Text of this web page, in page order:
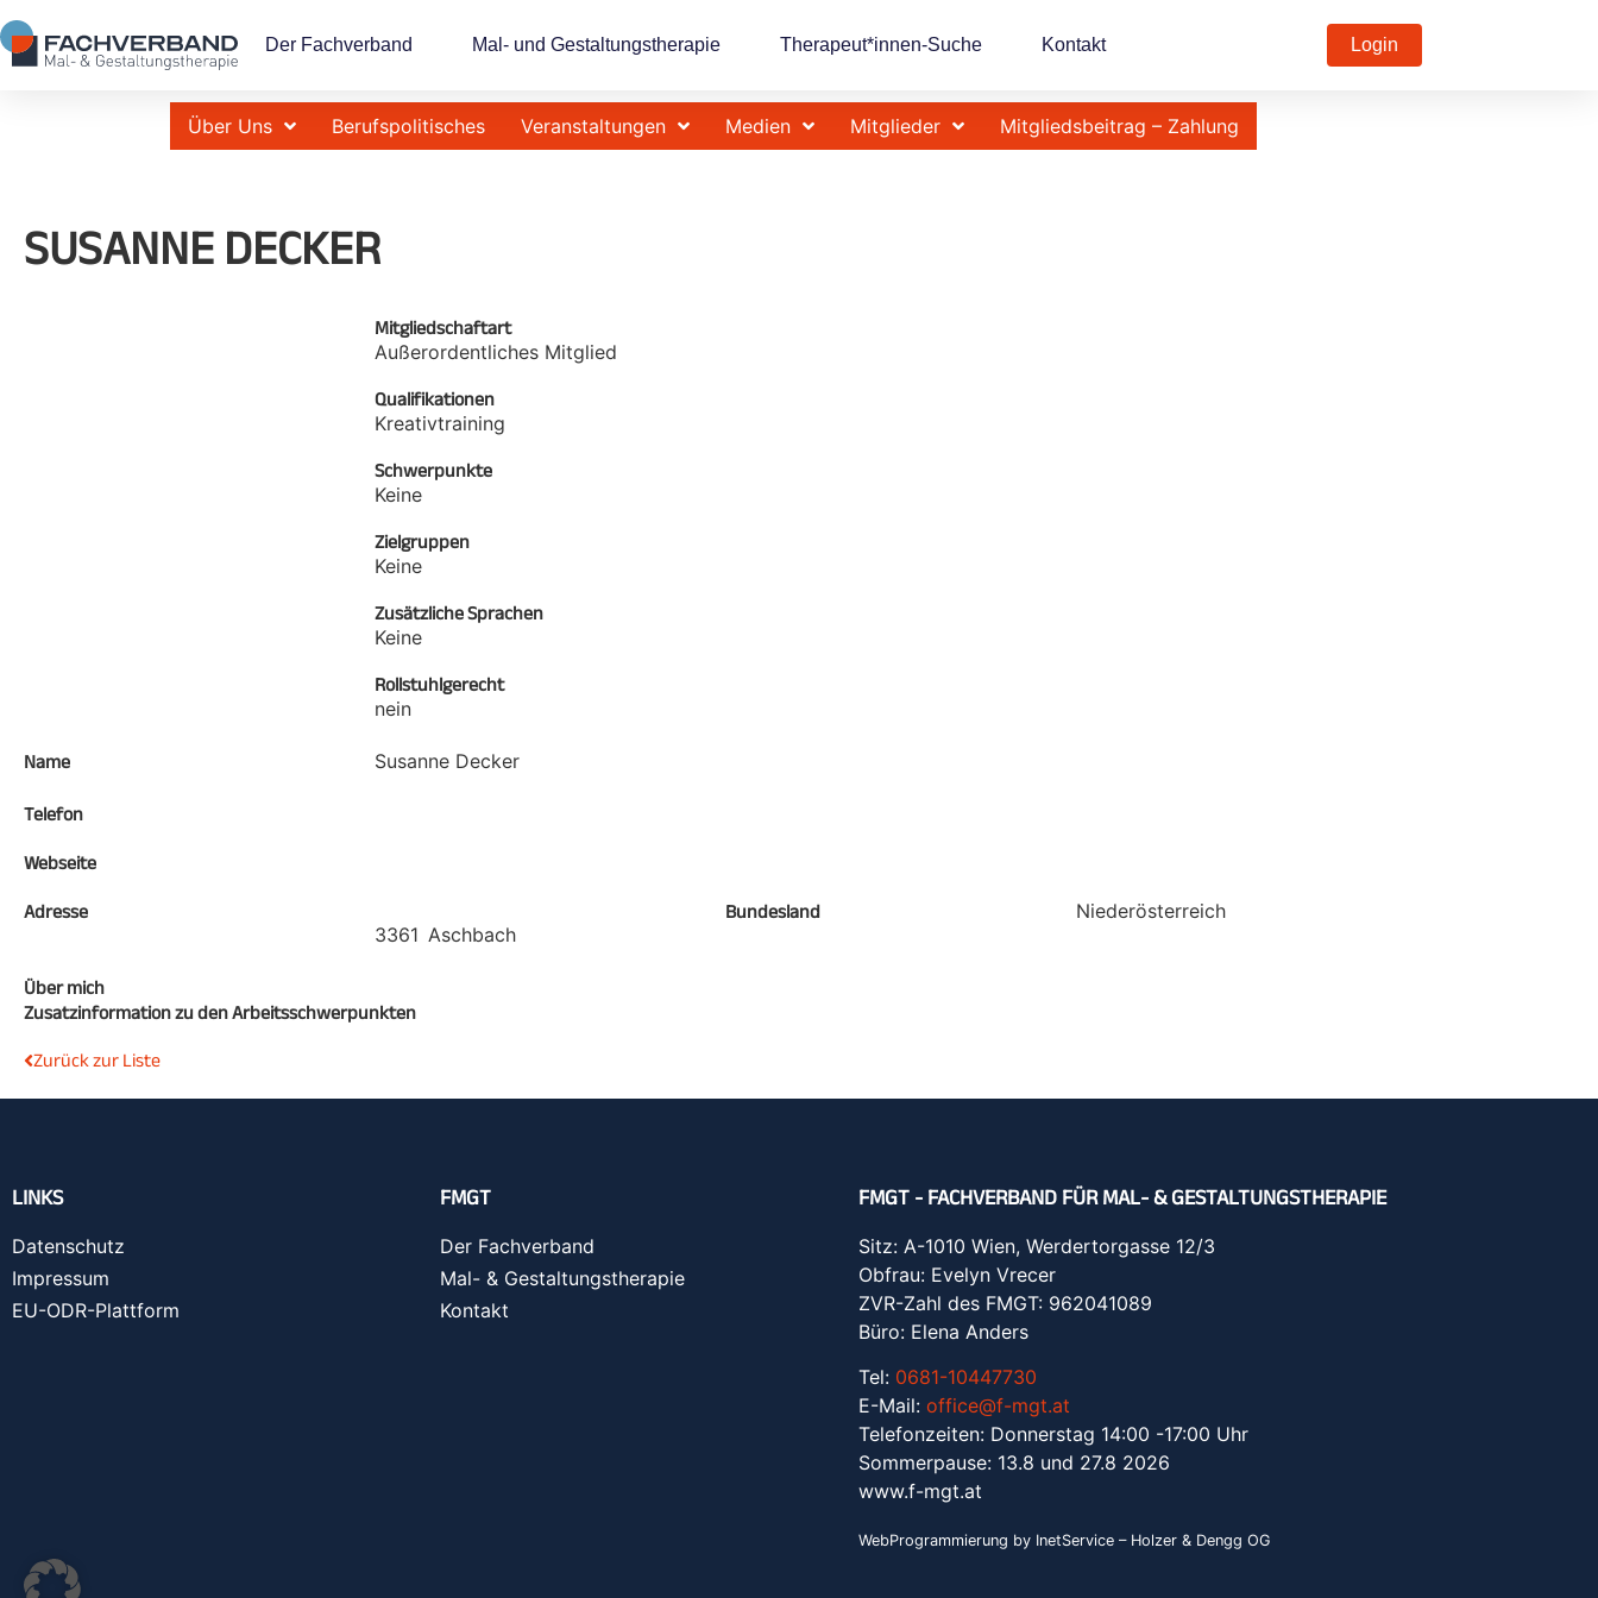
Der Fachverband Mal- und Gestaltungstherapie Therapeut*innen-Suche Kontakt Login
Über Uns Berufspolitisches Veranstaltungen Medien Mitglieder Mitgliedsbeitrag – Zahlung
SUSANNE DECKER
Mitgliedschaftart
Außerordentliches Mitglied
Qualifikationen
Kreativtraining
Schwerpunkte
Keine
Zielgruppen
Keine
Zusätzliche Sprachen
Keine
Rollstuhlgerecht
nein
Name Susanne Decker
Telefon
Webseite
Adresse
3361 Aschbach
Bundesland Niederösterreich
Über mich
Zusatzinformation zu den Arbeitsschwerpunkten
Zurück zur Liste
LINKS
Datenschutz
Impressum
EU-ODR-Plattform
FMGT
Der Fachverband
Mal- & Gestaltungstherapie
Kontakt
FMGT - FACHVERBAND FÜR MAL- & GESTALTUNGSTHERAPIE
Sitz: A-1010 Wien, Werdertorgasse 12/3
Obfrau: Evelyn Vrecer
ZVR-Zahl des FMGT: 962041089
Büro: Elena Anders
Tel: 0681-10447730
E-Mail: office@f-mgt.at
Telefonzeiten: Donnerstag 14:00 -17:00 Uhr
Sommerpause: 13.8 und 27.8 2026
www.f-mgt.at
WebProgrammierung by InetService – Holzer & Dengg OG